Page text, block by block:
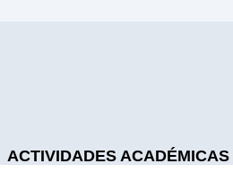
ACTIVIDADES ACADÉMICAS